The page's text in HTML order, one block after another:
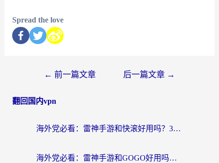
Spread the love
← 前一篇文章 后一篇文章 →
翻回国内vpn
海外党必看：雷神手游和快滚好用吗？3步选对回国加速器无缝刷国内资源
海外党必看：雷神手游和GOGO好用吗？3步选对回国加速器，无缝刷剧玩原神